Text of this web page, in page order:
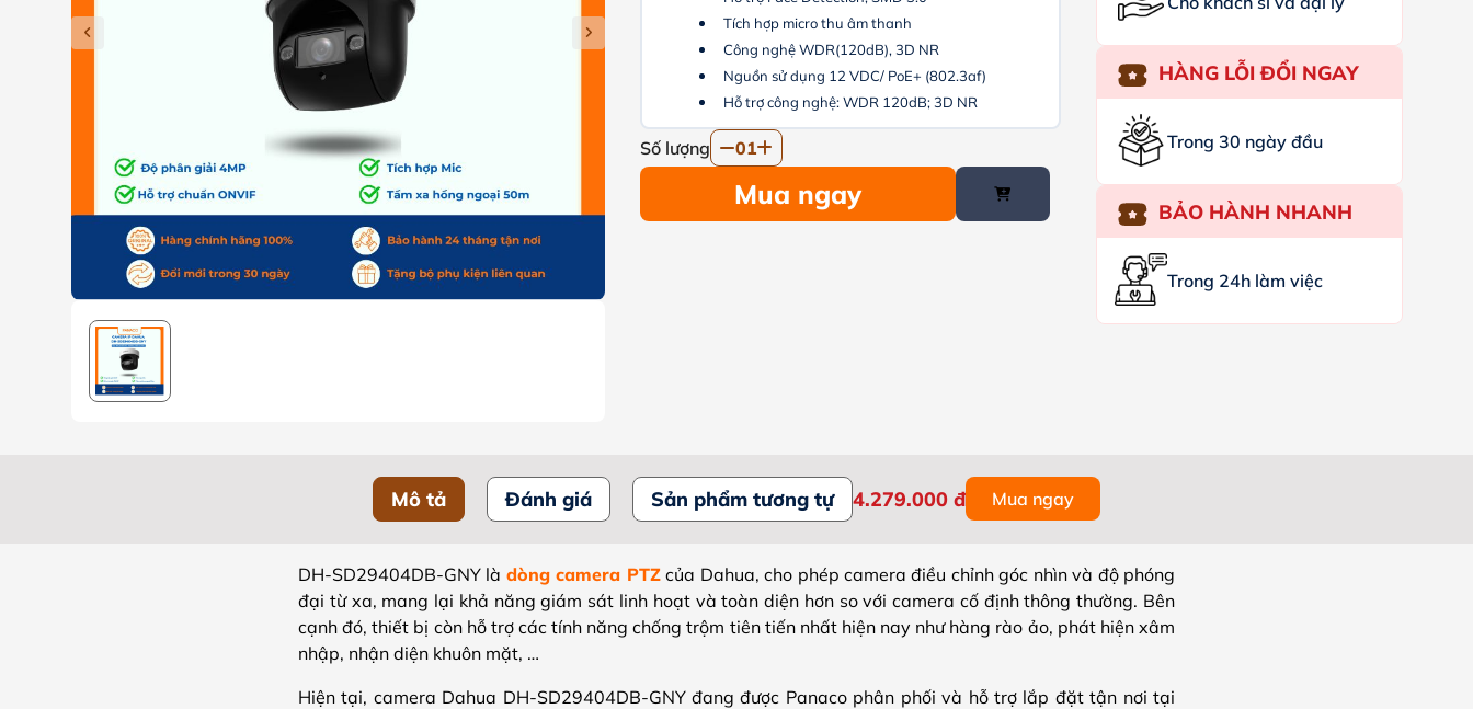
Tích hợp micro thu âm thanh
Công nghệ WDR(120dB), 3D NR
Nguồn sử dụng 12 VDC/ PoE+ (802.3af)
Hỗ trợ công nghệ: WDR 120dB; 3D NR
Số lượng 01
Mua ngay
HÀNG LỖI ĐỔI NGAY
Trong 30 ngày đầu
BẢO HÀNH NHANH
Trong 24h làm việc
Mô tả Đánh giá Sản phẩm tương tự 4.279.000 đ Mua ngay
DH-SD29404DB-GNY là dòng camera PTZcủa Dahua, cho phép camera điều chỉnh góc nhìn và độ phóng
đại từ xa, mang lại khả năng giám sát linh hoạt và toàn diện hơn so với camera cố định thông thường. Bên
cạnh đó, thiết bị còn hỗ trợ các tính năng chống trộm tiên tiến nhất hiện nay như hàng rào ảo, phát hiện xâm
nhập, nhận diện khuôn mặt, …
Hiện tại, camera Dahua DH-SD29404DB-GNY đang được Panaco phân phối và hỗ trợ lắp đặt tận nơi tại